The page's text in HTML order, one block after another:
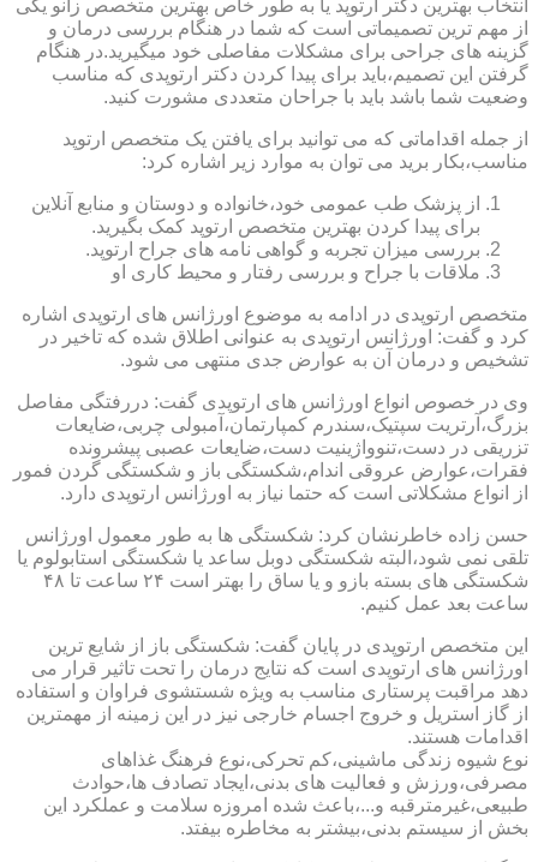
انتخاب بهترین دکتر ارتوپد یا به طور خاص بهترین متخصص زانو یکی
از مهم ترین تصمیماتی است که شما در هنگام بررسی درمان و
گزینه های جراحی برای مشکلات مفاصلی خود میگیرید.در هنگام
گرفتن این تصمیم،باید برای پیدا کردن دکتر ارتوپدی که مناسب
وضعیت شما باشد باید با جراحان متعددی مشورت کنید.
از جمله اقداماتی که می توانید برای یافتن یک متخصص ارتوپد
مناسب،بکار برید می توان به موارد زیر اشاره کرد:
از پزشک طب عمومی خود،خانواده و دوستان و منابع آنلاین
برای پیدا کردن بهترین متخصص ارتوپد کمک بگیرید.
بررسی میزان تجربه و گواهی نامه های جراح ارتوپد.
ملاقات با جراح و بررسی رفتار و محیط کاری او
متخصص ارتوپدی در ادامه به موضوع اورژانس های ارتوپدی اشاره
کرد و گفت: اورژانس ارتوپدی به عنوانی اطلاق شده که تاخیر در
تشخیص و درمان آن به عوارض جدی منتهی می شود.
وی در خصوص انواع اورژانس های ارتوپدی گفت: دررفتگی مفاصل
بزرگ،آرتریت سپتیک،سندرم کمپارتمان،آمبولی چربی،ضایعات
تزریقی در دست،تنوواژینیت دست،ضایعات عصبی پیشرونده
فقرات،عوارض عروقی اندام،شکستگی باز و شکستگی گردن فمور
از انواع مشکلاتی است که حتما نیاز به اورژانس ارتوپدی دارد.
حسن زاده خاطرنشان کرد: شکستگی ها به طور معمول اورژانس
تلقی نمی شود،البته شکستگی دوبل ساعد یا شکستگی استابولوم یا
شکستگی های بسته بازو و یا ساق را بهتر است ۲۴ ساعت تا ۴۸
ساعت بعد عمل کنیم.
این متخصص ارتوپدی در پایان گفت: شکستگی باز از شایع ترین
اورژانس های ارتوپدی است که نتایج درمان را تحت تاثیر قرار می
دهد مراقبت پرستاری مناسب به ویژه شستشوی فراوان و استفاده
از گاز استریل و خروج اجسام خارجی نیز در این زمینه از مهمترین
اقدامات هستند.
نوع شیوه زندگی ماشینی،کم تحرکی،نوع فرهنگ غذاهای
مصرفی،ورزش و فعالیت های بدنی،ایجاد تصادف ها،حوادث
طبیعی،غیرمترقبه و...،باعث شده امروزه سلامت و عملکرد این
بخش از سیستم بدنی،بیشتر به مخاطره بیفتد.